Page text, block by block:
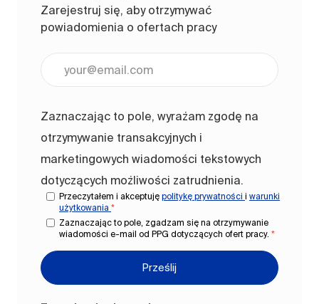
Zarejestruj się, aby otrzymywać
powiadomienia o ofertach pracy
Zaznaczając to pole, wyrażam zgodę na
otrzymywanie transakcyjnych i
marketingowych wiadomości tekstowych
dotyczących możliwości zatrudnienia.
Przeczytałem i akceptuję politykę prywatności i warunki
użytkowania *
Zaznaczając to pole, zgadzam się na otrzymywanie
wiadomości e-mail od PPG dotyczących ofert pracy. *
Prześlij